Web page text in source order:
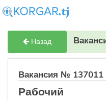
Назад
Вакансия № 137011
Рабочий